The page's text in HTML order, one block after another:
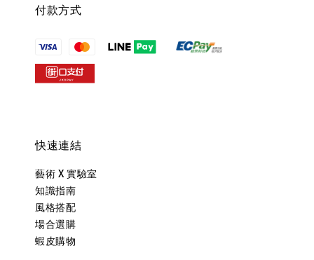
付款方式
快速連結
藝術 X 實驗室
知識指南
風格搭配
場合選購
蝦皮購物